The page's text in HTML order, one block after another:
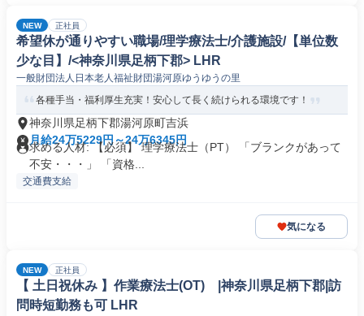
NEW 正社員
希望休が通りやすい職場/理学療法士/介護施設/【単位数
少な目】/<神奈川県足柄下郡> LHR
一般財団法人日本老人福祉財団湯河原ゆうゆうの里
各種手当・福利厚生充実！安心して長く続けられる環境です！
神奈川県足柄下郡湯河原町吉浜
月給24万5229円～24万6345円
求める人材: 【必須】 理学療法士（PT） 「ブランクがあって
不安・・・」 「資格...
交通費支給
気になる
NEW 正社員
【 土日祝休み 】作業療法士(OT) |神奈川県足柄下郡|訪
問時短勤務も可 LHR